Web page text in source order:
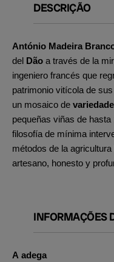
DESCRIÇÃO
António Madeira
del Dão a través de la
ingeniero francés que
patrimonio vitícola de
un mosaico de
pequeñas viñas de
filosofía de mínima
métodos de la
artesano, honesto y
INFORMAÇÕES
A adega